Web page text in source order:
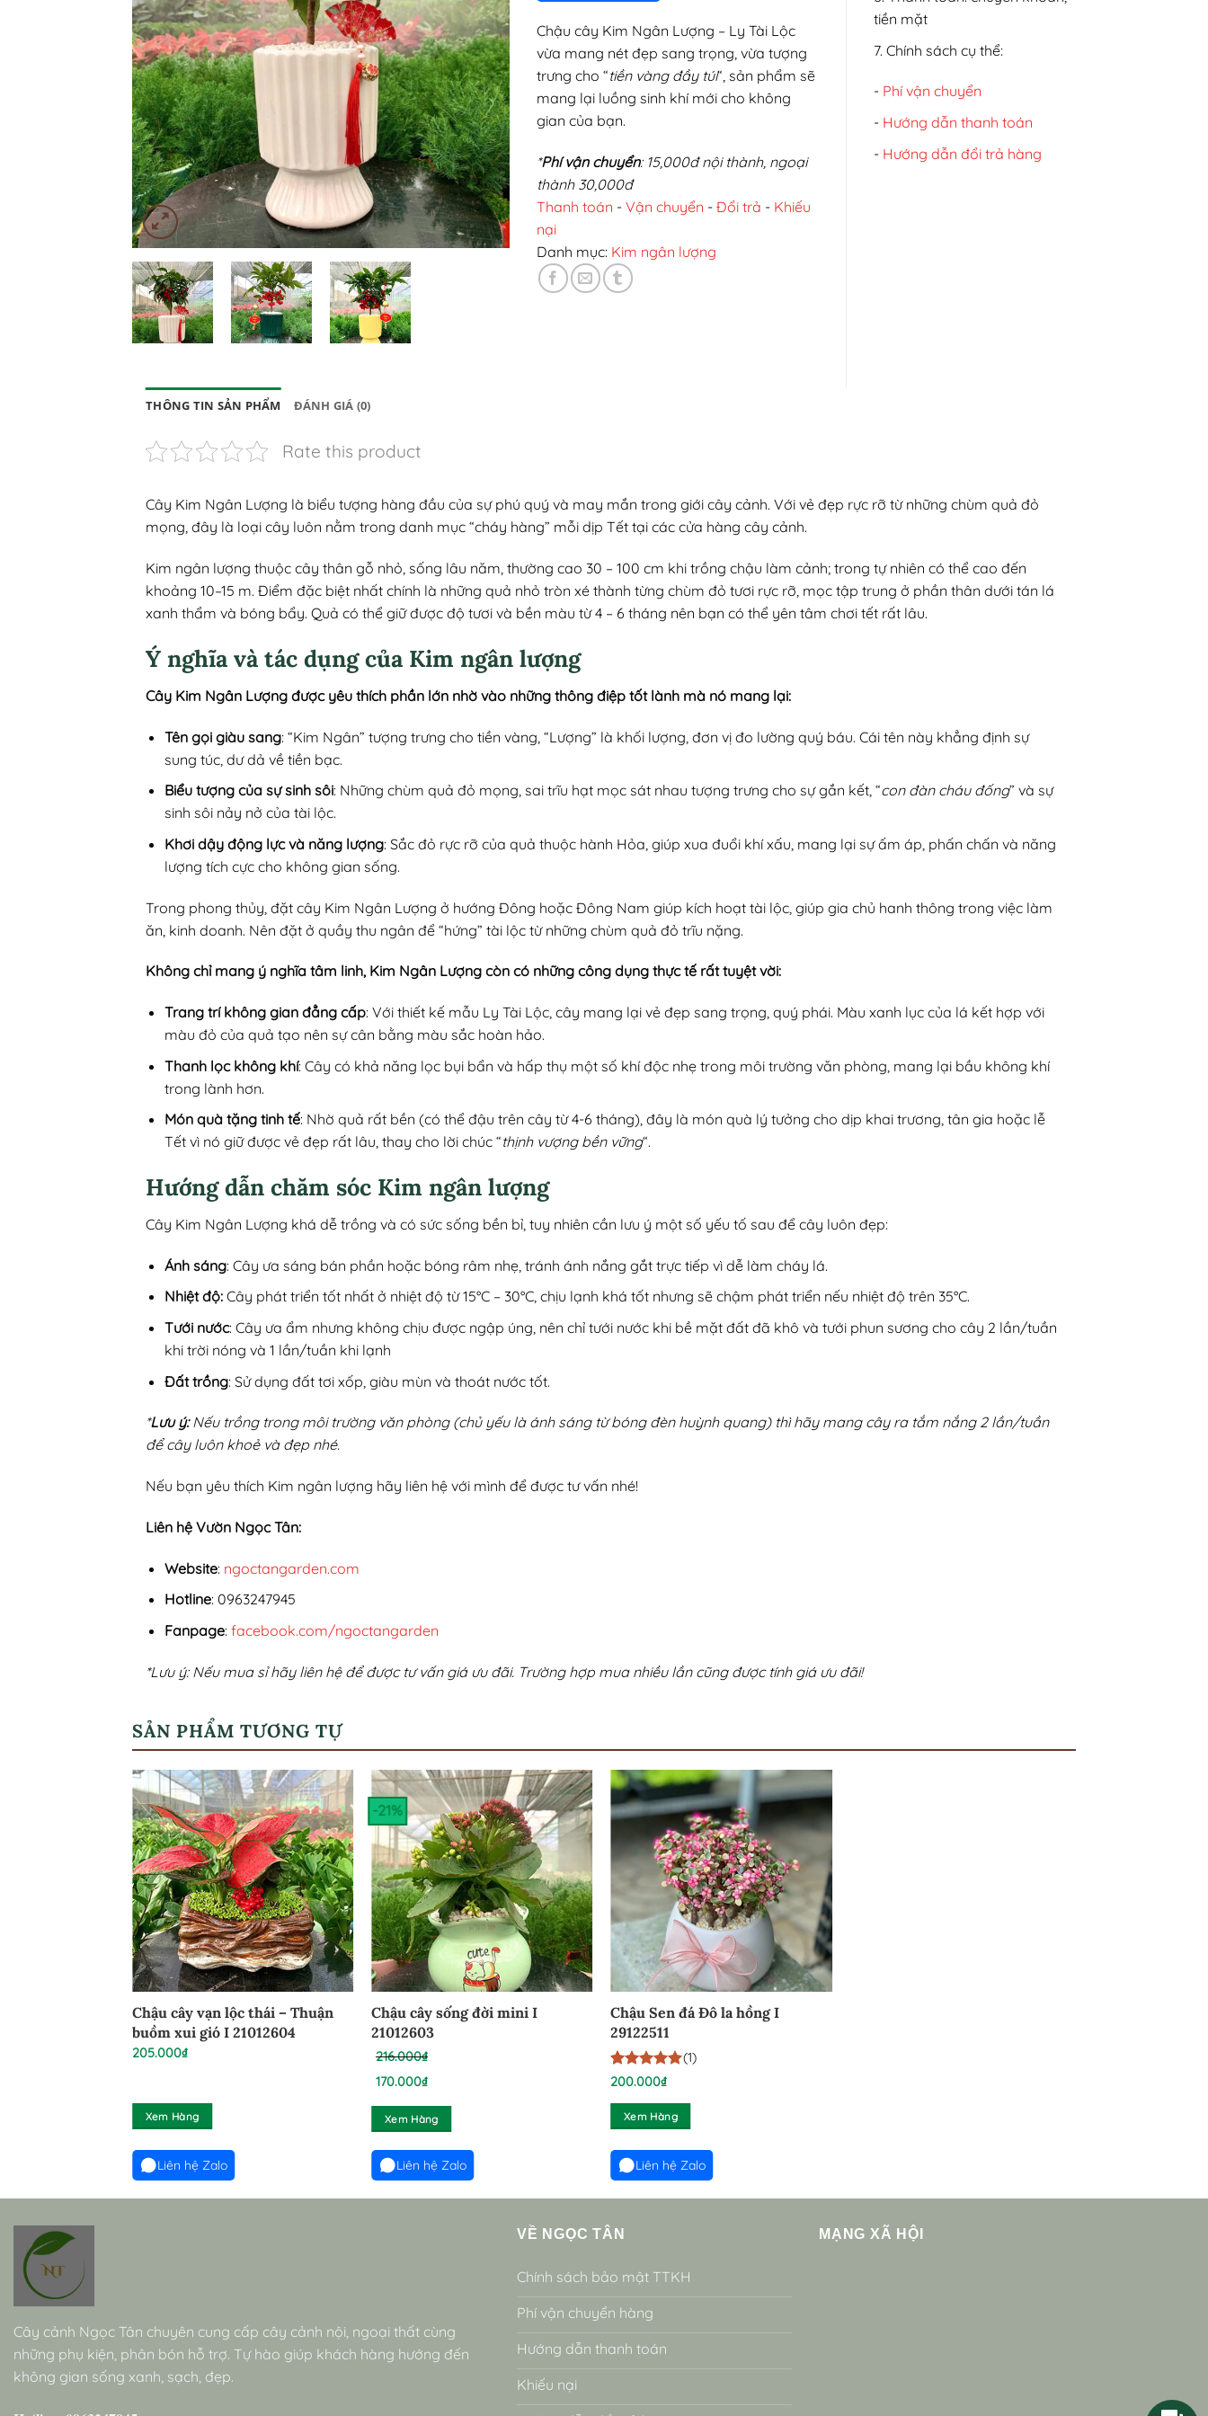
Chậu cây Kim Ngân Lượng – Ly Tài Lộc
vừa mang nét đẹp sang trọng, vừa tượng
trưng cho “tiền vàng đầy túi“, sản phẩm sẽ
mang lại luồng sinh khí mới cho không
gian của bạn.
*Phí vận chuyển: 15,000đ nội thành, ngoại
thành 30,000đ
Thanh toán - Vận chuyển - Đổi trả - Khiếu
nại
Danh mục: Kim ngân lượng
tiền mặt
7. Chính sách cụ thể:
- Phí vận chuyển
- Hướng dẫn thanh toán
- Hướng dẫn đổi trả hàng
THÔNG TIN SẢN PHẨM ĐÁNH GIÁ (0)
Rate this product
Cây Kim Ngân Lượng là biểu tượng hàng đầu của sự phú quý và may mắn trong giới cây cảnh. Với vẻ đẹp rực rỡ từ những chùm quả đỏ
mọng, đây là loại cây luôn nằm trong danh mục “cháy hàng” mỗi dịp Tết tại các cửa hàng cây cảnh.
Kim ngân lượng thuộc cây thân gỗ nhỏ, sống lâu năm, thường cao 30 – 100 cm khi trồng chậu làm cảnh; trong tự nhiên có thể cao đến
khoảng 10–15 m. Điểm đặc biệt nhất chính là những quả nhỏ tròn xé thành từng chùm đỏ tươi rực rỡ, mọc tập trung ở phần thân dưới tán lá
xanh thẩm và bóng bẩy. Quả có thể giữ được độ tươi và bền màu từ 4 – 6 tháng nên bạn có thể yên tâm chơi tết rất lâu.
Ý nghĩa và tác dụng của Kim ngân lượng
Cây Kim Ngân Lượng được yêu thích phần lớn nhờ vào những thông điệp tốt lành mà nó mang lại:
Tên gọi giàu sang: “Kim Ngân” tượng trưng cho tiền vàng, “Lượng” là khối lượng, đơn vị đo lường quý báu. Cái tên này khẳng định sự
sung túc, dư dả về tiền bạc.
Biểu tượng của sự sinh sôi: Những chùm quả đỏ mọng, sai trĩu hạt mọc sát nhau tượng trưng cho sự gắn kết, “con đàn cháu đống” và sự
sinh sôi nảy nở của tài lộc.
Khơi dậy động lực và năng lượng: Sắc đỏ rực rỡ của quả thuộc hành Hỏa, giúp xua đuổi khí xấu, mang lại sự ấm áp, phấn chấn và năng
lượng tích cực cho không gian sống.
Trong phong thủy, đặt cây Kim Ngân Lượng ở hướng Đông hoặc Đông Nam giúp kích hoạt tài lộc, giúp gia chủ hanh thông trong việc làm
ăn, kinh doanh. Nên đặt ở quầy thu ngân để “hứng” tài lộc từ những chùm quả đỏ trĩu nặng.
Không chỉ mang ý nghĩa tâm linh, Kim Ngân Lượng còn có những công dụng thực tế rất tuyệt vời:
Trang trí không gian đẳng cấp: Với thiết kế mẫu Ly Tài Lộc, cây mang lại vẻ đẹp sang trọng, quý phái. Màu xanh lục của lá kết hợp với
màu đỏ của quả tạo nên sự cân bằng màu sắc hoàn hảo.
Thanh lọc không khí: Cây có khả năng lọc bụi bẩn và hấp thụ một số khí độc nhẹ trong môi trường văn phòng, mang lại bầu không khí
trong lành hơn.
Món quà tặng tinh tế: Nhờ quả rất bền (có thể đậu trên cây từ 4-6 tháng), đây là món quà lý tưởng cho dịp khai trương, tân gia hoặc lễ
Tết vì nó giữ được vẻ đẹp rất lâu, thay cho lời chúc “thịnh vượng bền vững“.
Hướng dẫn chăm sóc Kim ngân lượng
Cây Kim Ngân Lượng khá dễ trồng và có sức sống bền bỉ, tuy nhiên cần lưu ý một số yếu tố sau để cây luôn đẹp:
Ánh sáng: Cây ưa sáng bán phần hoặc bóng râm nhẹ, tránh ánh nắng gắt trực tiếp vì dễ làm cháy lá.
Nhiệt độ:Cây phát triển tốt nhất ở nhiệt độ từ 15°C – 30°C, chịu lạnh khá tốt nhưng sẽ chậm phát triển nếu nhiệt độ trên 35°C.
Tưới nước: Cây ưa ẩm nhưng không chịu được ngập úng, nên chỉ tưới nước khi bề mặt đất đã khô và tưới phun sương cho cây 2 lần/tuần
khi trời nóng và 1 lần/tuần khi lạnh
Đất trồng: Sử dụng đất tơi xốp, giàu mùn và thoát nước tốt.
*Lưu ý:Nếu trồng trong môi trường văn phòng (chủ yếu là ánh sáng từ bóng đèn huỳnh quang) thì hãy mang cây ra tắm nắng 2 lần/tuần
để cây luôn khoẻ và đẹp nhé.
Nếu bạn yêu thích Kim ngân lượng hãy liên hệ với mình để được tư vấn nhé!
Liên hệ Vườn Ngọc Tân:
Website: ngoctangarden.com
Hotline: 0963247945
Fanpage: facebook.com/ngoctangarden
*Lưu ý: Nếu mua sỉ hãy liên hệ để được tư vấn giá ưu đãi. Trường hợp mua nhiều lần cũng được tính giá ưu đãi!
SẢN PHẨM TƯƠNG TỰ
Chậu cây vạn lộc thái – Thuận
buồm xui gió I 21012604
205.000₫
Xem Hàng
Liên hệ Zalo
-21%
Chậu cây sống đời mini I
21012603
216.000₫
Giá
170.000₫
Giá
hiện
tại
là:
Xem Hàng
Liên hệ Zalo
Chậu Sen đá Đô la hồng I
29122511
5trên 5
1
đánh giá
(1)
200.000₫
Xem Hàng
Liên hệ Zalo
Cây cảnh Ngọc Tân chuyên cung cấp cây cảnh nội, ngoại thất cùng
những phụ kiện, phân bón hỗ trợ. Tự hào giúp khách hàng hướng đến
không gian sống xanh, sạch, đẹp.
VỀ NGỌC TÂN
Chính sách bảo mật TTKH
Phí vận chuyển hàng
Hướng dẫn thanh toán
Khiếu nại
MẠNG XÃ HỘI